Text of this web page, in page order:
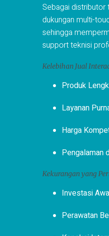
Sebagai distributor
dukungan multi-
sehingga
support teknisi
Kelebihan Jual
Produk
Layanan
Harga
Pengalaman
Kekurangan yang
Investasi
Perawatan